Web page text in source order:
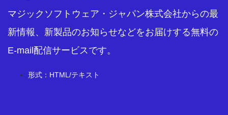
マジックソフトウェア・ジャパン株式会社からの最
新情報、新製品のお知らせなどをお届けする無料の
E-mail配信サービスです。
形式：HTML/テキスト